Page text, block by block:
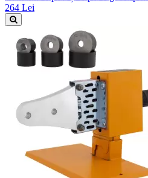
264 Lei